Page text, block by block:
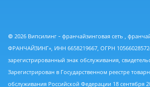
© 2026 Випсилинг - франчайзинговая сеть ,
ФРАНЧАЙЗИНГ», ИНН 6658219667, ОГРН
зарегистрированный знак обслуживания,
Зарегистрирован в Государственном реестре
обслуживания Российской Федерации 18 сентября